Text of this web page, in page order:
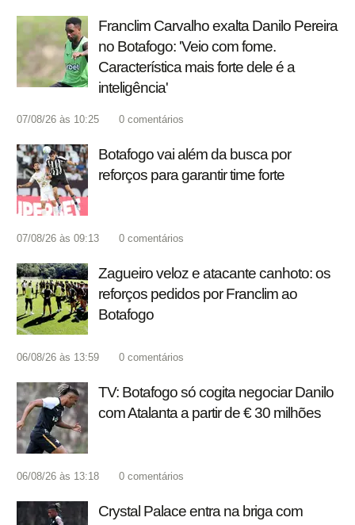
Franclim Carvalho exalta Danilo Pereira
no Botafogo: 'Veio com fome.
Característica mais forte dele é a
inteligência'
07/08/26 às 10:25 0 comentários
Botafogo vai além da busca por
reforços para garantir time forte
07/08/26 às 09:13 0 comentários
Zagueiro veloz e atacante canhoto: os
reforços pedidos por Franclim ao
Botafogo
06/08/26 às 13:59 0 comentários
TV: Botafogo só cogita negociar Danilo
com Atalanta a partir de € 30 milhões
06/08/26 às 13:18 0 comentários
Crystal Palace entra na briga com